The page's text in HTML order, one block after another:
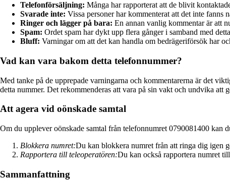
Telefonförsäljning: Många har rapporterat att de blivit
Svarade inte: Vissa personer har kommenterat att det inte fanns
Ringer och lägger på bara: En annan vanlig kommentar är att
Spam: Ordet spam har dykt upp flera gånger i samband med
Bluff: Varningar om att det kan handla om bedrägeriförsök har
Vad kan vara bakom detta telefonnummer?
Med tanke på de upprepade varningarna och kommentarerna är det
detta nummer. Det rekommenderas att vara på sin vakt och undvika
Att agera vid oönskade samtal
Om du upplever oönskade samtal från telefonnumret 0790081400 kan
Blokkera numret:Du kan blokkera numret från att ringa dig igen
Rapportera till teleoperatören:Du kan också rapportera numret
Sammanfattning